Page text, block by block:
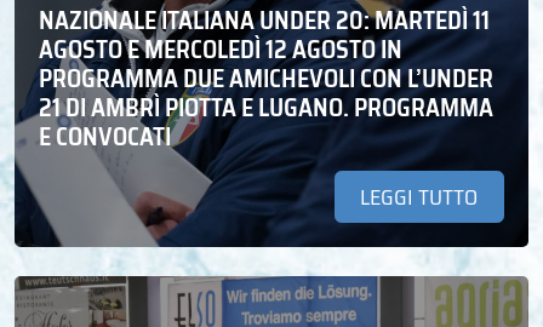
NAZIONALE ITALIANA UNDER 20: MARTEDÌ 11
AGOSTO E MERCOLEDÌ 12 AGOSTO IN
PROGRAMMA DUE AMICHEVOLI CON L’UNDER
21 DI AMBRÌ PIOTTA E LUGANO. PROGRAMMA
E CONVOCATI
LEGGI TUTTO